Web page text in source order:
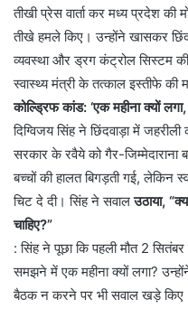
तीखी प्रेस वार्ता कर मध्य प्रदेश
तीखे हमले किए। उन्होंने खासकर
व्यवस्था और ड्रग कंट्रोल सिस्टम
स्वास्थ्य मंत्री के तत्काल इस्तीफे की
​कोल्ड्रिफ कांड: ‘एक महीना क्यों
​दिग्विजय सिंह ने छिंदवाड़ा में
सरकार के रवैये को गैर-जिम्मेदाराना
बच्चों की हालत बिगड़ती गई, लेकिन
चिट दे दी। सिंह ने सवालउठाया,
चाहिए?”
: सिंह ने पूछा कि पहली मौत 2
समझने में एक महीना क्यों लगा?
बैठक न करने पर भी सवाल खड़े